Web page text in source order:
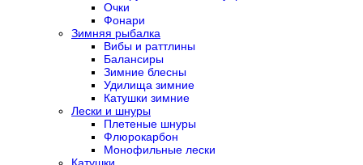
Очки
Фонари
Зимняя рыбалка
Вибы и раттлины
Балансиры
Зимние блесны
Удилища зимние
Катушки зимние
Лески и шнуры
Плетеные шнуры
Флюрокарбон
Монофильные лески